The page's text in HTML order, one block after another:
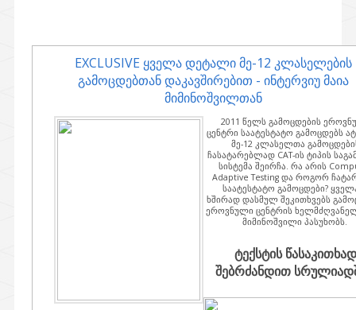
EXCLUSIVE ყველა დეტალი მე-12 კლასელების
გამოცდებთან დაკავშირებით - ინტერვიუ მაია
მიმინოშვილთან
2011 წელს გამოცდების
ცენტრი საატესტატო გამოცდებს
მე-12 კლასელთა
ჩასატარებლად CAT-ის ტიპის
სისტემა შეირჩა. რა არის
Adaptive Testing და როგორ
საატესტატო გამოცდები?
ხშირად დასმულ შეკითხვებს
ეროვნული ცენტრის
მიმინოშვილი პასუხობს.
ტექსტის წასაკითხად
შებრძანდით